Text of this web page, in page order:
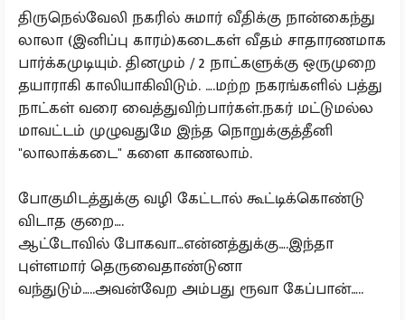
திருநெல்வேலி நகரில் சுமார் வீதிக்கு நான்கைந்து
லாலா (இனிப்பு காரம்)கடைகள் வீதம் சாதாரணமாக
பார்க்கமுடியும். தினமும் / 2 நாட்களுக்கு ஒருமுறை
தயாராகி காலியாகிவிடும். ….மற்ற நகரங்களில் பத்து
நாட்கள் வரை வைத்துவிற்பார்கள்.நகர் மட்டுமல்ல
மாவட்டம் முழுவதுமே இந்த நொறுக்குத்தீனி
"லாலாக்கடை" களை காணலாம்.
போகுமிடத்துக்கு வழி கேட்டால் கூட்டிக்கொண்டு
விடாத குறை….
ஆட்டோவில் போகவா…என்னத்துக்கு….இந்தா
புள்ளமார் தெருவைதாண்டுனா
வந்துடும்…..அவன்வேற அம்பது ரூவா கேப்பான்…..